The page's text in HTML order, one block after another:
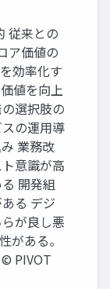
従来との
ア価値の
効率化す
値を向上
選択肢の
の運用導
業務改
意識が高
開発組
る デジ
が良し悪
がある。
PIVOT